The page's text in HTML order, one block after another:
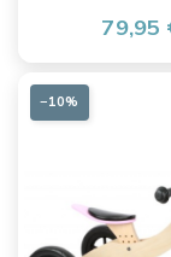
79,95
−10%